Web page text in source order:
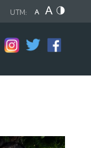
UTM: